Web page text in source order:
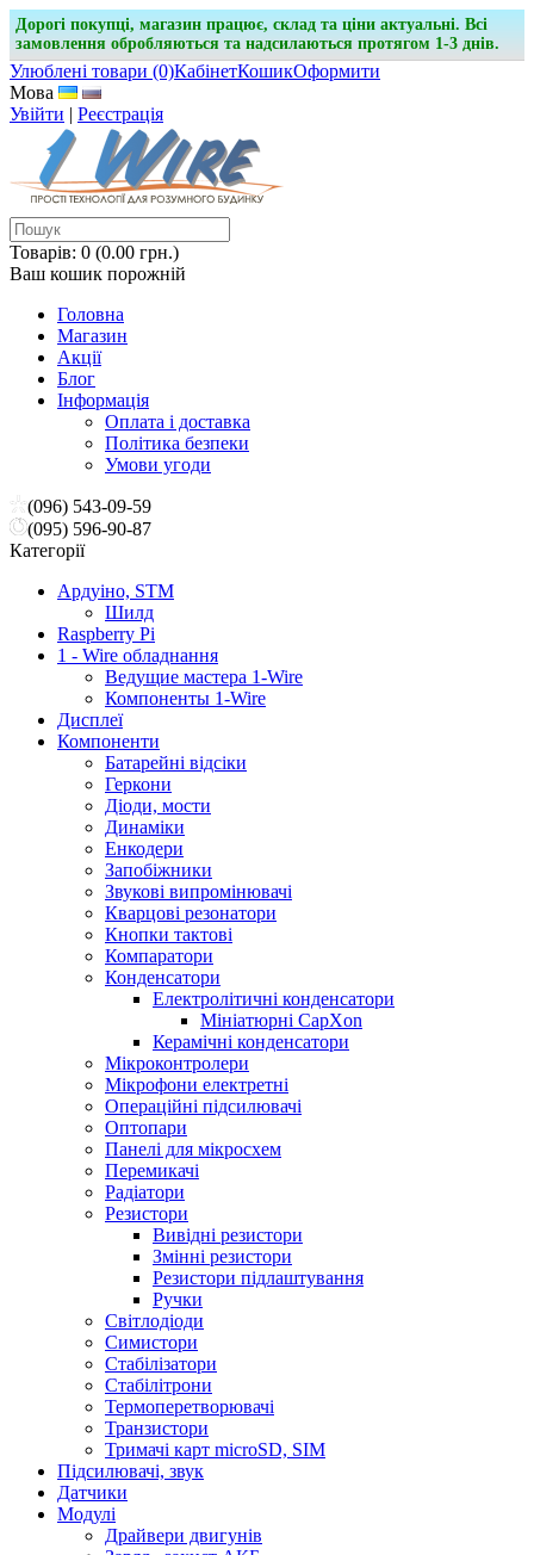
Дорогі покупці, магазин працює, склад та ціни актуальні. Всі
замовлення обробляються та надсилаються протягом 1-3 днів.
Улюблені товари (0)КабінетКошикОформити
Мова
Увійти | Реєстрація
Товарів: 0 (0.00 грн.)
Ваш кошик порожній
Головна
Магазин
Акції
Блог
Інформація
Оплата і доставка
Політика безпеки
Умови угоди
(096) 543-09-59
(095) 596-90-87
Категорії
Ардуіно, STM
Шилд
Raspberry Pi
1 - Wire обладнання
Ведущие мастера 1-Wire
Компоненты 1-Wire
Дисплеї
Компоненти
Батарейні відсіки
Геркони
Діоди, мости
Динаміки
Енкодери
Запобіжники
Звукові випромінювачі
Кварцові резонатори
Кнопки тактові
Компаратори
Конденсатори
Електролітичні конденсатори
Мініатюрні CapXon
Керамічні конденсатори
Мікроконтролери
Мікрофони електретні
Операційні підсилювачі
Оптопари
Панелі для мікросхем
Перемикачі
Радіатори
Резистори
Вивідні резистори
Змінні резистори
Резистори підлаштування
Ручки
Світлодіоди
Симистори
Стабілізатори
Стабілітрони
Термоперетворювачі
Транзистори
Тримачі карт microSD, SIM
Підсилювачі, звук
Датчики
Модулі
Драйвери двигунів